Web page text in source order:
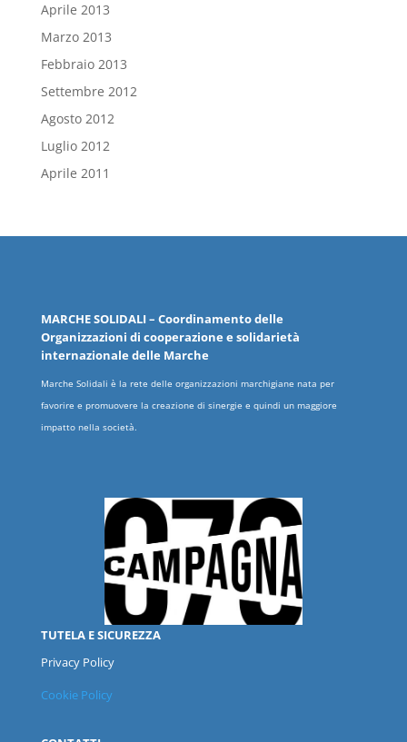
Aprile 2013
Marzo 2013
Febbraio 2013
Settembre 2012
Agosto 2012
Luglio 2012
Aprile 2011
MARCHESOLIDALI– Coordinamento delle
Organizzazioni di cooperazione e solidarietà
internazionale delle Marche
Marche Solidali è la rete delle organizzazioni marchigiane nata per
favorire e promuovere la creazione di sinergie e quindi un maggiore
impatto nella società.
TUTELA E SICUREZZA
Privacy Policy
Cookie Policy